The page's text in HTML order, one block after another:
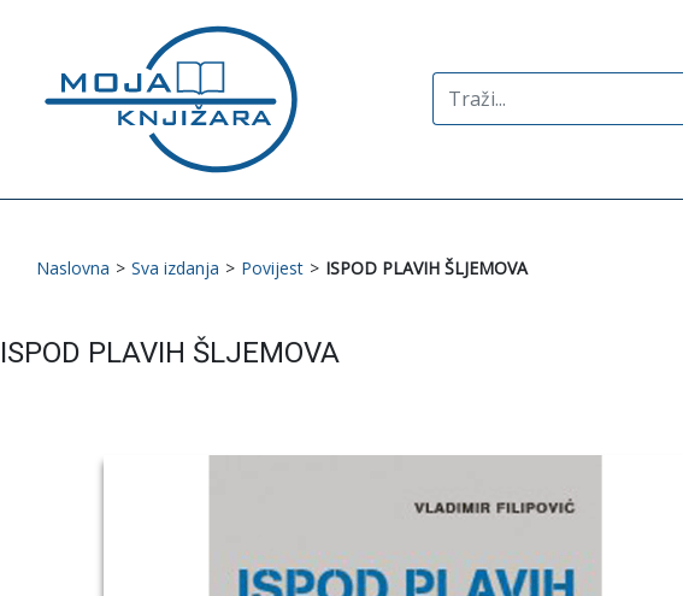
Search
for:
Naslovna > Sva izdanja > Povijest > ISPOD PLAVIH ŠLJEMOVA
ISPOD PLAVIH ŠLJEMOVA